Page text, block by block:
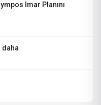
İmar Planını
daha